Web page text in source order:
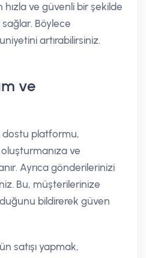
ve güvenli bir şekilde
sağlar. Böylece
artırabilirsiniz.
ve
dostu platformu,
ve
Ayrıca gönderilerinizi
Bu, müşterilerinize
bildirerek güven
satışı yapmak,